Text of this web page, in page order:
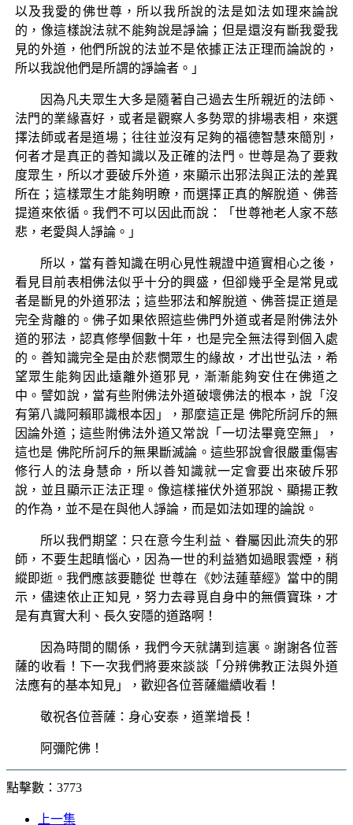
以及我愛的佛世尊，所以我所說的法是如法如理來論說
的，像這樣說法就不能夠說是諍論；但是還沒有斷我愛我
見的外道，他們所說的法並不是依據正法正理而論說的，
所以我說他們是所謂的諍論者。」
因為凡夫眾生大多是隨著自己過去生所親近的法師、
法門的業緣喜好，或者是觀察人多勢眾的排場表相，來選
擇法師或者是道場；往往並沒有足夠的福德智慧來簡別，
何者才是真正的善知識以及正確的法門。世尊是為了要救
度眾生，所以才要破斥外道，來顯示出邪法與正法的差異
所在；這樣眾生才能夠明瞭，而選擇正真的解脫道、佛菩
提道來依循。我們不可以因此而說：「世尊祂老人家不慈
悲，老愛與人諍論。」
所以，當有善知識在明心見性親證中道實相心之後，
看見目前表相佛法似乎十分的興盛，但卻幾乎全是常見或
者是斷見的外道邪法；這些邪法和解脫道、佛菩提正道是
完全背離的。佛子如果依照這些佛門外道或者是附佛法外
道的邪法，認真修學個數十年，也是完全無法得到個入處
的。善知識完全是由於悲憫眾生的緣故，才出世弘法，希
望眾生能夠因此遠離外道邪見，漸漸能夠安住在佛道之
中。譬如說，當有些附佛法外道破壞佛法的根本，說「沒
有第八識阿賴耶識根本因」，那麼這正是 佛陀所訶斥的無
因論外道；這些附佛法外道又常說「一切法畢竟空無」，
這也是 佛陀所訶斥的無果斷滅論。這些邪說會很嚴重傷害
修行人的法身慧命，所以善知識就一定會要出來破斥邪
說，並且顯示正法正理。像這樣摧伏外道邪說、顯揚正教
的作為，並不是在與他人諍論，而是如法如理的論說。
所以我們期望：只在意今生利益、眷屬因此流失的邪
師，不要生起瞋惱心，因為一世的利益猶如過眼雲煙，稍
縱即逝。我們應該要聽從 世尊在《妙法蓮華經》當中的開
示，儘速依止正知見，努力去尋覓自身中的無價寶珠，才
是有真實大利、長久安隱的道路啊！
因為時間的關係，我們今天就講到這裏。謝謝各位菩
薩的收看！下一次我們將要來談談「分辨佛教正法與外道
法應有的基本知見」，歡迎各位菩薩繼續收看！
敬祝各位菩薩：身心安泰，道業增長！
阿彌陀佛！
點擊數：3773
上一集